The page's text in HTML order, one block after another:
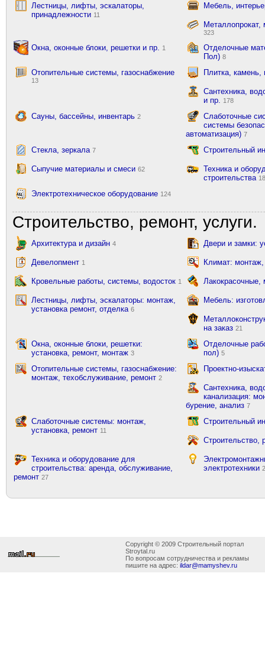
Лестницы, лифты, эскалаторы,
принадлежности 11
Мебель,
323
Окна, оконные блоки, решетки и пр. 1
Отделочные
Пол) 8
Отопительные системы, газоснабжение
13
Плитка,
Сантехника,
и пр.
178
Сауны, бассейны, инвентарь 2
Слаботочные
системы
автоматизация) 7
Стекла, зеркала 7 Строительный
Сыпучие материалы и смеси 62
Техника и
строительства
Электротехническое оборудование 124
Строительство, ремонт, услуги.
Архитектура и дизайн 4 Двери и замки:
Девелопмент 1 Климат:
Кровельные работы, системы, водосток 1
Лестницы, лифты, эскалаторы: монтаж,
установка ремонт, отделка 6
Мебель:
на заказ 21
Окна, оконные блоки, решетки:
установка, ремонт, монтаж 3
Отделочные
пол) 5
Отопительные системы, газоснабжение:
монтаж, техобслуживание, ремонт 2
Проектно-
Сантехника,
канализация:
бурение, анализ 7
Слаботочные системы: монтаж,
установка, ремонт 11
Строительный
Строительство,
Техника и оборудование для
строительства: аренда, обслуживание,
ремонт 27
электротехники
Copyright © 2009 Строительный портал
Stroytal.ru
По вопросам сотрудничества и рекламы
пишите на адрес: ildar@mamyshev.ru